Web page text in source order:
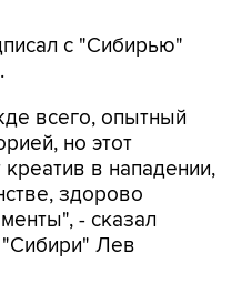
с "Сибирью"
всего, опытный
но этот
в нападении,
здорово
- сказал
"Сибири" Лев